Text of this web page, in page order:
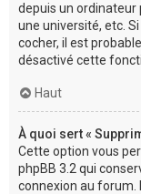
depuis un ordinateur
une université, etc.
cocher, il est
désactivé cette
Haut
À quoi sert «
Cette option vous
phpBB 3.2 qui
connexion au